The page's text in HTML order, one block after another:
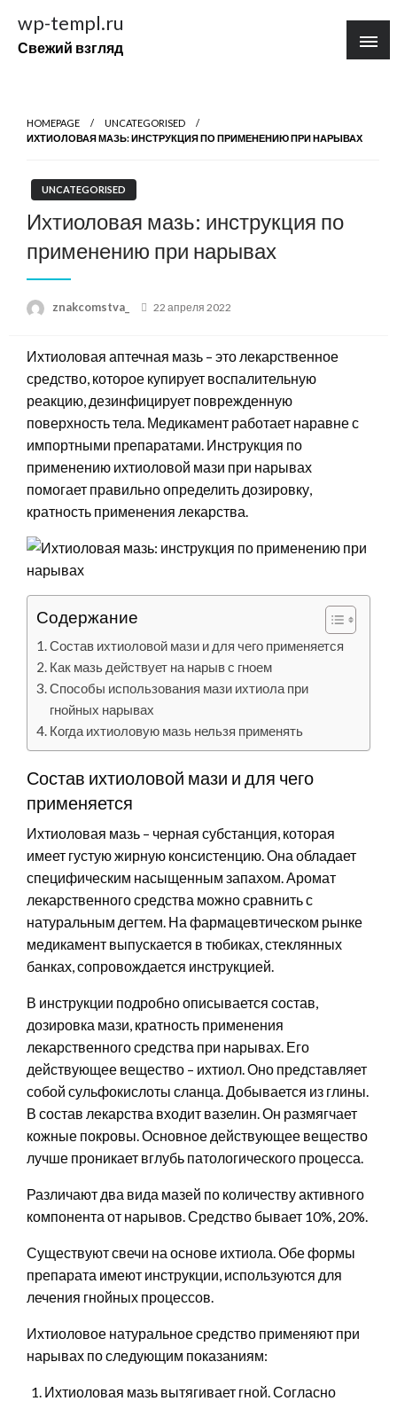
содержимому
wp-templ.ru
Свежий взгляд
HOMEPAGE
UNCATEGORISED
ИХТИОЛОВАЯ МАЗЬ: ИНСТРУКЦИЯ ПО ПРИМЕНЕНИЮ ПРИ НАРЫВАХ
UNCATEGORISED
Ихтиоловая мазь: инструкция по
применению при нарывах
znakcomstva_
Posted
22 апреля 2022
Ихтиоловая аптечная мазь – это лекарственное
средство, которое купирует воспалительную
реакцию, дезинфицирует поврежденную
поверхность тела. Медикамент работает наравне с
импортными препаратами. Инструкция по
применению ихтиоловой мази при нарывах
помогает правильно определить дозировку,
кратность применения лекарства.
Содержание
Состав ихтиоловой мази и для чего применяется
Как мазь действует на нарыв с гноем
Способы использования мази ихтиола при
гнойных нарывах
Когда ихтиоловую мазь нельзя применять
Состав ихтиоловой мази и для чего
применяется
Ихтиоловая мазь – черная субстанция, которая
имеет густую жирную консистенцию. Она обладает
специфическим насыщенным запахом. Аромат
лекарственного средства можно сравнить с
натуральным дегтем. На фармацевтическом рынке
медикамент выпускается в тюбиках, стеклянных
банках, сопровождается инструкцией.
В инструкции подробно описывается состав,
дозировка мази, кратность применения
лекарственного средства при нарывах. Его
действующее вещество – ихтиол. Оно представляет
собой сульфокислоты сланца. Добывается из глины.
В состав лекарства входит вазелин. Он размягчает
кожные покровы. Основное действующее вещество
лучше проникает вглубь патологического процесса.
Различают два вида мазей по количеству активного
компонента от нарывов. Средство бывает 10%, 20%.
Существуют свечи на основе ихтиола. Обе формы
препарата имеют инструкции, используются для
лечения гнойных процессов.
Ихтиоловое натуральное средство применяют при
нарывах по следующим показаниям:
Ихтиоловая мазь вытягивает гной. Согласно